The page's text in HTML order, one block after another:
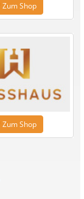
Zum Shop
Zum Shop